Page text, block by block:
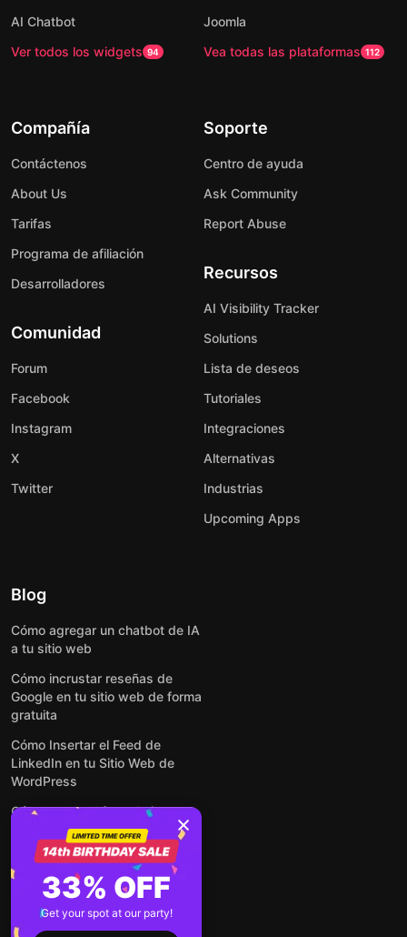
AI Chatbot
Ver todos los widgets 94
Joomla
Vea todas las plataformas 112
Compañía
Contáctenos
About Us
Tarifas
Programa de afiliación
Desarrolladores
Comunidad
Forum
Facebook
Instagram
X
Twitter
Soporte
Centro de ayuda
Ask Community
Report Abuse
Recursos
AI Visibility Tracker
Solutions
Lista de deseos
Tutoriales
Integraciones
Alternativas
Industrias
Upcoming Apps
Blog
Cómo agregar un chatbot de IA
a tu sitio web
Cómo incrustar reseñas de
Google en tu sitio web de forma
gratuita
Cómo Insertar el Feed de
LinkedIn en tu Sitio Web de
WordPress
Cómo crear un formulario para
WordPress: de manera simple y
rápida
Cómo incrustar formularios en
cualquier sitio web en línea y
gratis
33% OFF
Get your spot at our party!